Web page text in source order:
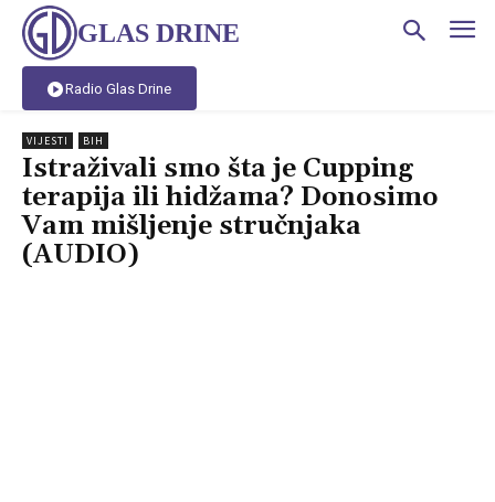
GLAS DRINE
Radio Glas Drine
VIJESTI BIH
Istraživali smo šta je Cupping
terapija ili hidžama? Donosimo
Vam mišljenje stručnjaka
(AUDIO)